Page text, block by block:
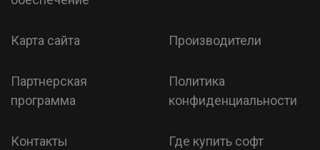
Карта сайта Производители
Партнерская
программа
Политика
конфиденциальности
Контакты Где купить софт